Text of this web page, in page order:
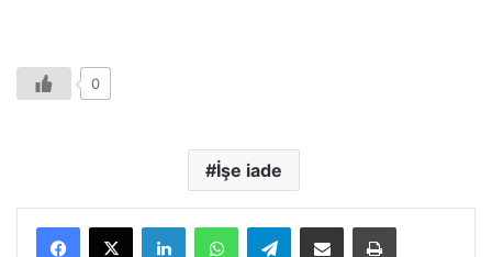
0
İşe iade
LinkedInWhatsAppTelegramE-Posta ile paylaş Yazdır